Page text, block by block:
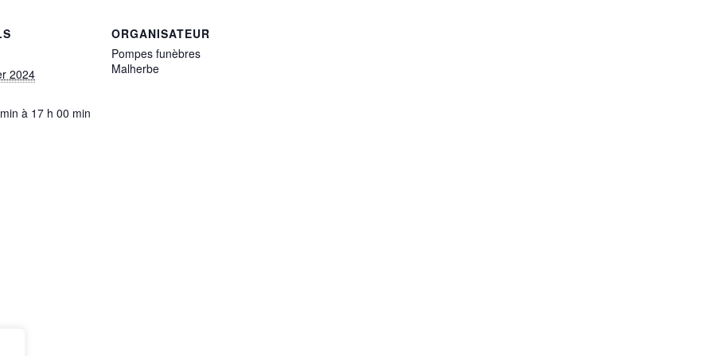
2024
à 17 h 00 min
ORGANISATEUR
Pompes funèbres
Malherbe